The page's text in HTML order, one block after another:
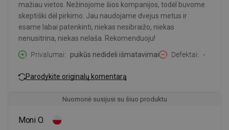
mažiau vietos. Nežinojome šios kompanijos, todėl buvome
skeptiški dėl pirkimo. Jau naudojame dvejus metus ir
esame labai patenkinti, niekas nesibraižo, niekas
nenusitrina, niekas nelaša. Rekomenduoju!
Privalumai
puikūs nedideli išmatavimai Defektai -
Parodykite originalų komentarą
Nuomonė susijusi su šiuo produktu
Moni O.